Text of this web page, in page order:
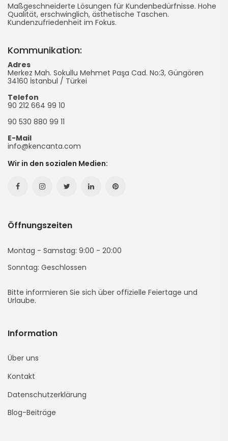
Taschenherstellung
-
Werbetasche
Maßgeschneiderte Lösungen für Kundenbedürfnisse. Hohe
Qualität, erschwinglich, ästhetische Taschen.
Kundenzufriedenheit im Fokus.
Kommunikation:
Adres
Merkez Mah. Sokullu Mehmet Paşa Cad. No:3, Güngören
34160 İstanbul / Türkei
Telefon
90 212 664 99 10
90 530 880 99 11
E-Mail
info@kencanta.com
Wir in den sozialen Medien:
Facebook
(yeni
Sayfada
Açılır)
Instagram
(yeni
Sayfada
Açılır)
Twitter
(yeni
Sayfada
Açılır)
Linkedin
Sayfada
Pinterest
Sayfada
Öffnungszeiten
Montag - Samstag: 9:00 - 20:00
Sonntag: Geschlossen
Bitte informieren Sie sich über offizielle Feiertage und
Urlaube.
Information
Über uns
Kontakt
Datenschutzerklärung
Blog-Beiträge